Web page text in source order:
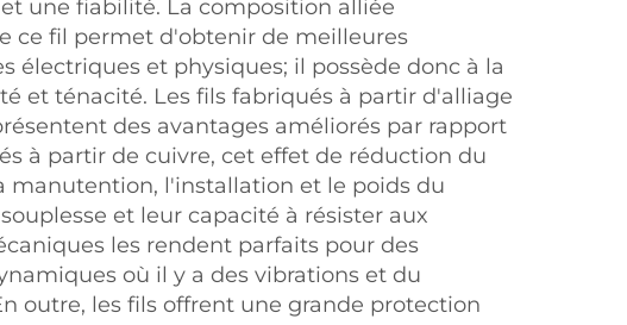
une fiabilité. La composition alliée
ce fil permet d'obtenir de meilleures
électriques et physiques; il possède donc à la
et ténacité. Les fils fabriqués à partir d'alliage
des avantages améliorés par rapport
à partir de cuivre, cet effet de réduction du
manutention, l'installation et le poids du
et leur capacité à résister aux
les rendent parfaits pour des
où il y a des vibrations et du
outre, les fils offrent une grande protection